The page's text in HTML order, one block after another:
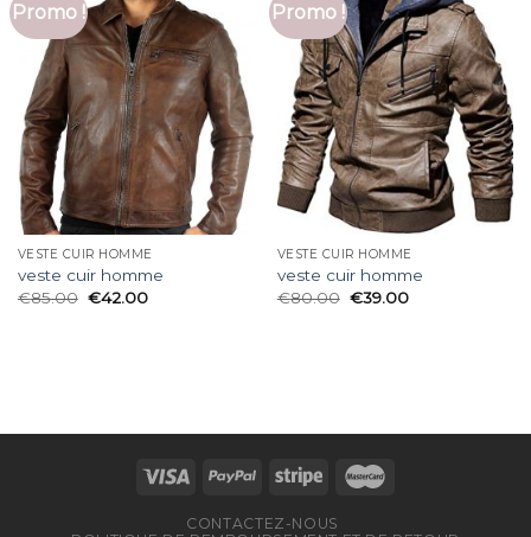
Promo !
VESTE CUIR HOMME
veste cuir homme
€85.00 €42.00
Promo !
VESTE CUIR HOMME
veste cuir homme
€80.00 €39.00
CONTACTEZ-NOUS